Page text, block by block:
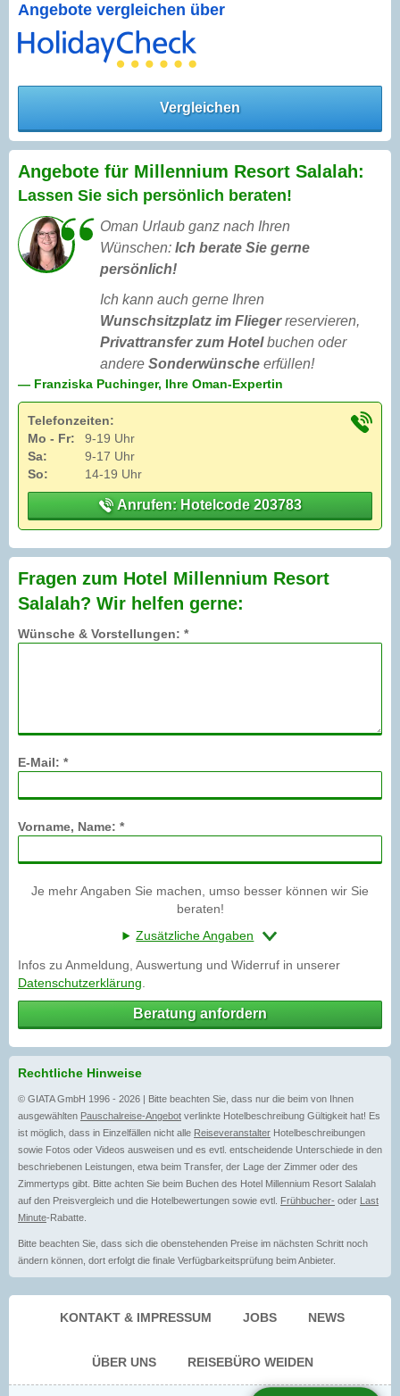
Angebote vergleichen über
Vergleichen
Angebote für Millennium Resort Salalah:
Lassen Sie sich persönlich beraten!
Oman Urlaub ganz nach Ihren
Wünschen: Ich berate Sie gerne
persönlich!
Ich kann auch gerne Ihren
Wunschsitzplatz im Fliegerreservieren,
Privattransfer zum Hotelbuchen oder
andere Sonderwünsche erfüllen!
— Franziska Puchinger, Ihre Oman-Expertin
Telefonzeiten:
Mo - Fr:
9-19 Uhr
Sa:
9-17 Uhr
So:
14-19 Uhr
Anrufen: Hotelcode 203783
Fragen zum Hotel Millennium Resort
Salalah? Wir helfen gerne:
Wünsche & Vorstellungen: *
E-Mail: *
Vorname, Name: *
Je mehr Angaben Sie machen, umso besser können wir Sie
beraten!
Zusätzliche Angaben
Infos zu Anmeldung, Auswertung und Widerruf in unserer
Datenschutzerklärung
Beratung anfordern
Rechtliche Hinweise
© GIATA GmbH 1996 - 2026 | Bitte beachten Sie, dass nur die beim von Ihnen
ausgewählten Pauschalreise-Angebot verlinkte Hotelbeschreibung Gültigkeit hat! Es
ist möglich, dass in Einzelfällen nicht alle Reiseveranstalter Hotelbeschreibungen
sowie Fotos oder Videos ausweisen und es evtl. entscheidende Unterschiede in den
beschriebenen Leistungen, etwa beim Transfer, der Lage der Zimmer oder des
Zimmertyps gibt. Bitte achten Sie beim Buchen des Hotel Millennium Resort Salalah
auf den Preisvergleich und die Hotelbewertungen sowie evtl. Frühbucher- oder Last
Minute-Rabatte.
Bitte beachten Sie, dass sich die obenstehenden Preise im nächsten Schritt noch
ändern können, dort erfolgt die finale Verfügbarkeitsprüfung beim Anbieter.
KONTAKT & IMPRESSUM JOBS NEWS
ÜBER UNS REISEBÜRO WEIDEN